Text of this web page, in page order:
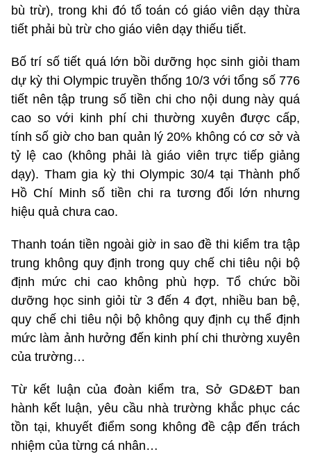
bù trừ), trong khi đó tổ toán có giáo viên dạy thừa
tiết phải bù trừ cho giáo viên dạy thiếu tiết.
Bố trí số tiết quá lớn bồi dưỡng học sinh giỏi tham
dự kỳ thi Olympic truyền thống 10/3 với tổng số 776
tiết nên tập trung số tiền chi cho nội dung này quá
cao so với kinh phí chi thường xuyên được cấp,
tính số giờ cho ban quản lý 20% không có cơ sở và
tỷ lệ cao (không phải là giáo viên trực tiếp giảng
dạy). Tham gia kỳ thi Olympic 30/4 tại Thành phố
Hồ Chí Minh số tiền chi ra tương đối lớn nhưng
hiệu quả chưa cao.
Thanh toán tiền ngoài giờ in sao đề thi kiểm tra tập
trung không quy định trong quy chế chi tiêu nội bộ
định mức chi cao không phù hợp. Tổ chức bồi
dưỡng học sinh giỏi từ 3 đến 4 đợt, nhiều ban bệ,
quy chế chi tiêu nội bộ không quy định cụ thể định
mức làm ảnh hưởng đến kinh phí chi thường xuyên
của trường…
Từ kết luận của đoàn kiểm tra, Sở GD&ĐT ban
hành kết luận, yêu cầu nhà trường khắc phục các
tồn tại, khuyết điểm song không đề cập đến trách
nhiệm của từng cá nhân…